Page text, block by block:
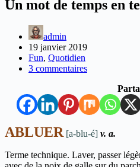
Un mot de temps en
admin
19 janvier 2019
Fun, Quotidien
3 commentaires
ABLUER [a-blu-é] v. a.
Terme technique. Laver, passer